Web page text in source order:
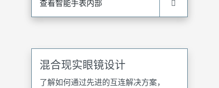
查看智能手表内部
混合现实眼镜设计
了解如何通过先进的互连解决方案，